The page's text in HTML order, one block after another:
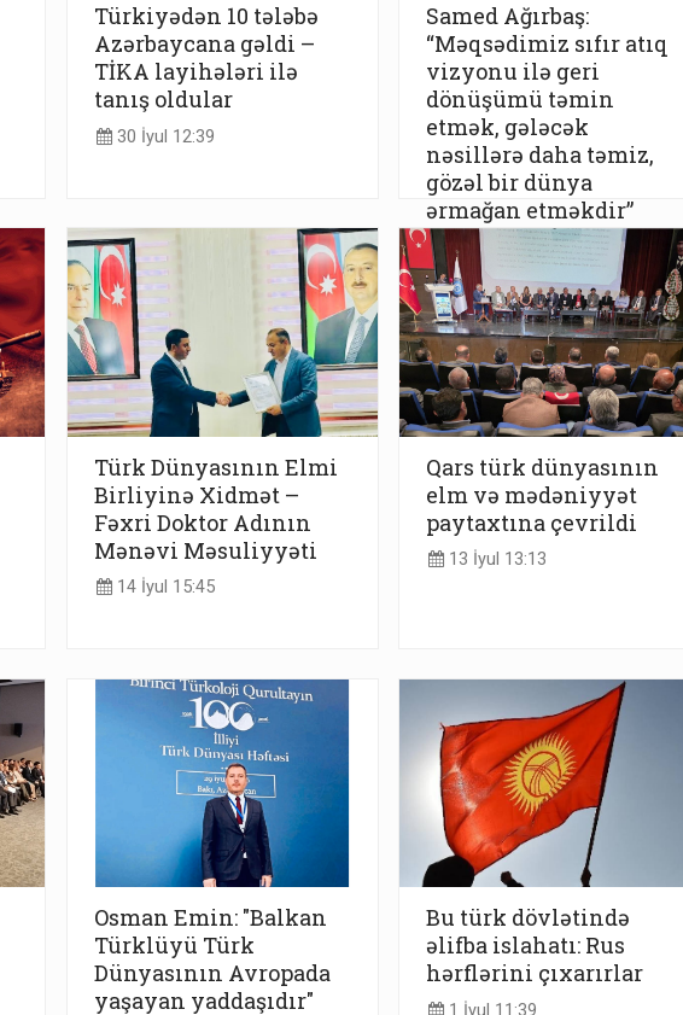
Türkiyədən 10 tələbə
Azərbaycana gəldi –
TİKA layihələri ilə
tanış oldular
30 İyul 12:39
Samed Ağırbaş:
“Məqsədimiz sıfır atıq
vizyonu ilə geri
dönüşümü təmin
etmək, gələcək
nəsillərə daha təmiz,
gözəl bir dünya
ərmağan etməkdir”
15 İyul 17:39
Türk Dünyasının Elmi
Birliyinə Xidmət –
Fəxri Doktor Adının
Mənəvi Məsuliyyəti
14 İyul 15:45
Qars türk dünyasının
elm və mədəniyyət
paytaxtına çevrildi
13 İyul 13:13
Osman Emin: "Balkan
Türklüyü Türk
Dünyasının Avropada
yaşayan yaddaşıdır"
Bu türk dövlətində
əlifba islahatı: Rus
hərflərini çıxarırlar
1 İyul 11:39